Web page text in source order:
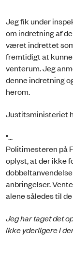
Jeg fik under
om indretning af
været indrettet
fremtidigt at
venterum. Jeg
denne indretning
herom.
Justitsministeriet
"...
Politimesteren på
oplyst, at der ikke
anbringelser.
alene således til
Jeg har taget det
ikke yderligere i